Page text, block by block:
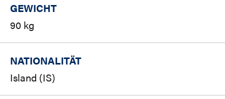
GEWICHT
90 kg
NATIONALITÄT
Island (IS)